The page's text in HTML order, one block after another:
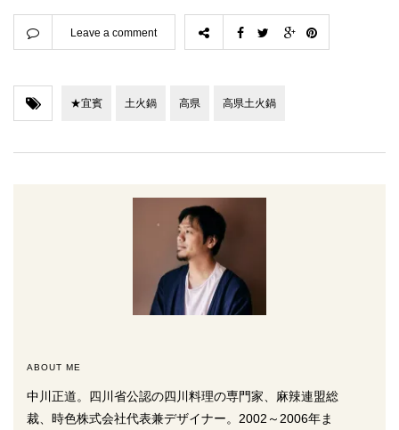
Leave a comment
★宜賓 土火鍋 高県 高県土火鍋
ABOUT ME
中川正道。四川省公認の四川料理の専門家、麻辣連盟総
裁、時色株式会社代表兼デザイナー。2002～2006年ま